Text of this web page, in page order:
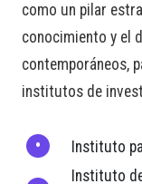
como un pilar
conocimiento y el
contemporáneos,
institutos de
Instituto
Instituto